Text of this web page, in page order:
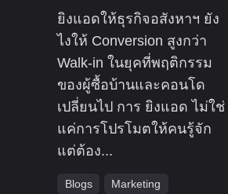
ยิงแอดให้ธุรกิจอสังหาฯ ยัง
ไงให้ Conversion สูงกว่า
Walk-in ในยุคที่พฤติกรรม
ของผู้ซื้อบ้านและคอนโด
เปลี่ยนไป การ ยิงแอด ไม่ใช่
แค่การโปรโมตให้คนรู้จัก
แต่ต้อง...
Blogs Marketing